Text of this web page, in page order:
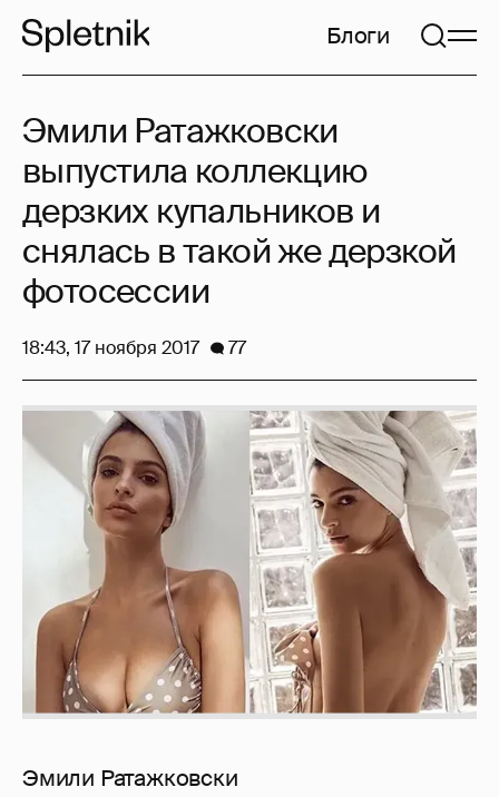
Блоги
Эмили Ратажковски
Эмили Ратажковски
выпустила коллекцию
дерзких купальников и
снялась в такой же дерзкой
фотосессии
18:43, 17 ноября 2017 77